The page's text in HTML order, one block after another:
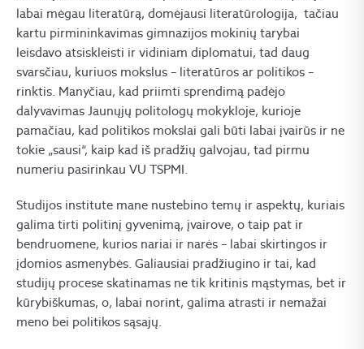
labai mėgau literatūrą, domėjausi literatūrologija, tačiau
kartu pirmininkavimas gimnazijos mokinių tarybai
leisdavo atsiskleisti ir vidiniam diplomatui, tad daug
svarsčiau, kuriuos mokslus – literatūros ar politikos –
rinktis. Manyčiau, kad priimti sprendimą padėjo
dalyvavimas Jaunųjų politologų mokykloje, kurioje
pamačiau, kad politikos mokslai gali būti labai įvairūs ir ne
tokie „sausi“, kaip kad iš pradžių galvojau, tad pirmu
numeriu pasirinkau VU TSPMI.
Studijos institute mane nustebino temų ir aspektų, kuriais
galima tirti politinį gyvenimą, įvairove, o taip pat ir
bendruomene, kurios nariai ir narės – labai skirtingos ir
įdomios asmenybės. Galiausiai pradžiugino ir tai, kad
studijų procese skatinamas ne tik kritinis mąstymas, bet ir
kūrybiškumas, o, labai norint, galima atrasti ir nemažai
meno bei politikos sąsajų.